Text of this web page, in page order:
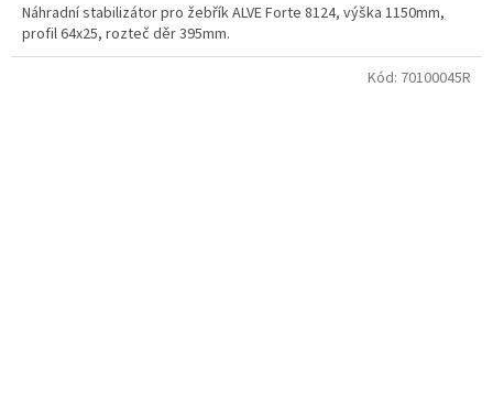
Náhradní stabilizátor pro žebřík ALVE Forte 8124, výška 1150mm,
profil 64x25, rozteč děr 395mm.
Kód: 70100045R